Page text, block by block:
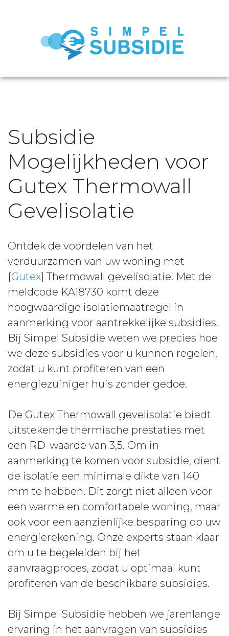
Subsidie
Mogelijkheden voor
Gutex Thermowall
Gevelisolatie
Ontdek de voordelen van het
verduurzamen van uw woning met
[Gutex] Thermowall gevelisolatie. Met de
meldcode KA18730 komt deze
hoogwaardige isolatiemaatregel in
aanmerking voor aantrekkelijke subsidies.
Bij Simpel Subsidie weten we precies hoe
we deze subsidies voor u kunnen regelen,
zodat u kunt profiteren van een
energiezuiniger huis zonder gedoe.
De Gutex Thermowall gevelisolatie biedt
uitstekende thermische prestaties met
een RD-waarde van 3,5. Om in
aanmerking te komen voor subsidie, dient
de isolatie een minimale dikte van 140
mm te hebben. Dit zorgt niet alleen voor
een warme en comfortabele woning, maar
ook voor een aanzienlijke besparing op uw
energierekening. Onze experts staan klaar
om u te begeleiden bij het
aanvraagproces, zodat u optimaal kunt
profiteren van de beschikbare subsidies.
Bij Simpel Subsidie hebben we jarenlange
ervaring in het aanvragen van subsidies